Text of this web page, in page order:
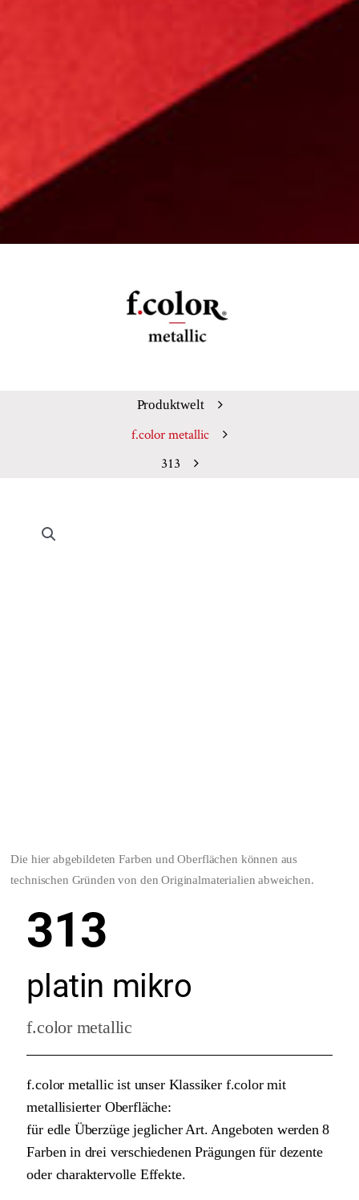
Produktwelt
f.color metallic
313
Die hier abgebildeten Farben und Oberflächen können aus
technischen Gründen von den Originalmaterialien abweichen.
313
platin mikro
f.color metallic
f.color metallic ist unser Klassiker f.color mit
metallisierter Oberfläche:
für edle Überzüge jeglicher Art. Angeboten werden 8
Farben in drei verschiedenen Prägungen für dezente
oder charaktervolle Effekte.